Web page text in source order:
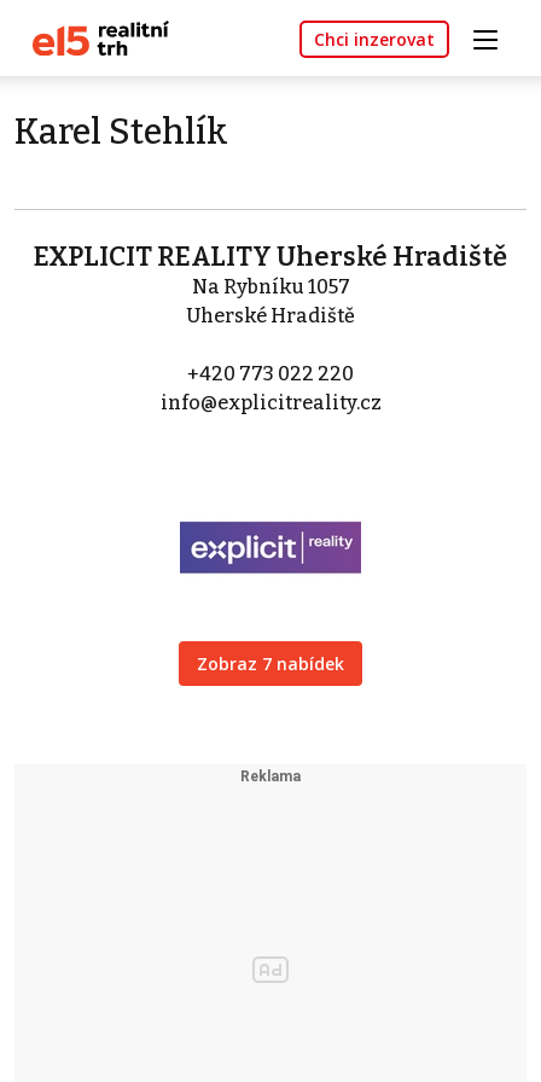
Chci inzerovat
Karel Stehlík
EXPLICIT REALITY Uherské Hradiště
Na Rybníku 1057
Uherské Hradiště
+420 773 022 220
info@explicitreality.cz
Zobraz 7 nabídek